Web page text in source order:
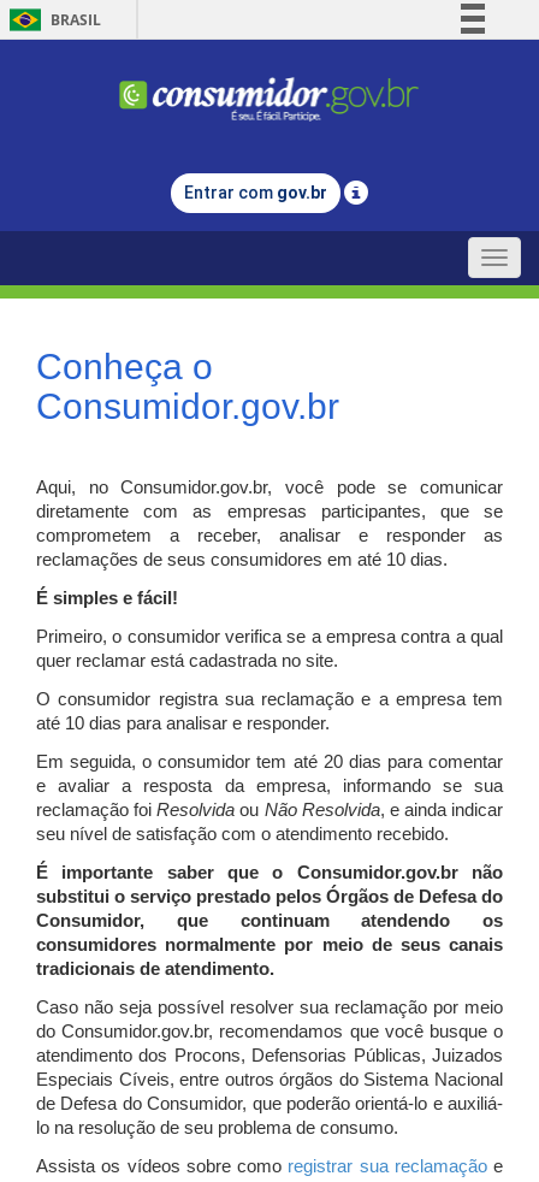
BRASIL
Comunica BR
Legislação
Entrar com gov.br
Toggle
Conheça o
Consumidor.gov.br
Aqui, no Consumidor.gov.br, você pode se comunicar
diretamente com as empresas participantes, que se
comprometem a receber, analisar e responder as
reclamações de seus consumidores em até 10 dias.
É simples e fácil!
Primeiro, o consumidor verifica se a empresa contra a qual
quer reclamar está cadastrada no site.
O consumidor registra sua reclamação e a empresa tem
até 10 dias para analisar e responder.
Em seguida, o consumidor tem até 20 dias para comentar
e avaliar a resposta da empresa, informando se sua
reclamação foiResolvida ou Não Resolvida, e ainda indicar
seu nível de satisfação com o atendimento recebido.
É importante saber que o Consumidor.gov.br não
substitui o serviço prestado pelos Órgãos de Defesa do
Consumidor, que continuam atendendo os
consumidores normalmente por meio de seus canais
tradicionais de atendimento.
Caso não seja possível resolver sua reclamação por meio
do Consumidor.gov.br, recomendamos que você busque o
atendimento dos Procons, Defensorias Públicas, Juizados
Especiais Cíveis, entre outros órgãos do Sistema Nacional
de Defesa do Consumidor, que poderão orientá-lo e auxiliá-
lo na resolução de seu problema de consumo.
Assista os vídeos sobre como registrar sua reclamaçãoe